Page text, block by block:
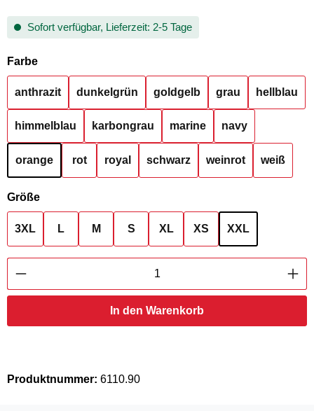
Sofort verfügbar, Lieferzeit: 2-5 Tage
Farbeauswählen
anthrazit dunkelgrün goldgelb grau hellblau
himmelblau karbongrau marine navy
orange rot royal schwarz weinrot weiß
Größeauswählen
3XL L M S XL XS XXL
Produkt Anzahl: Gib den gewünschten
In den Warenkorb
Produktnummer: 6110.90